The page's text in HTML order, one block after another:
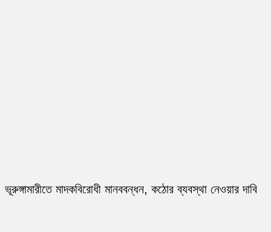
ভূরুঙ্গামারীতে মাদকবিরোধী মানববন্ধন, কঠোর ব্যবস্থা নেওয়ার দাবি